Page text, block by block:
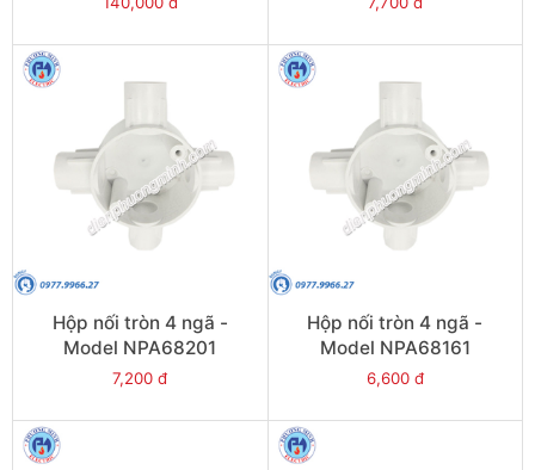
Hộp nối tròn 4 ngã -
Model NPA68201
7,200 đ
Hộp nối tròn 4 ngã -
Model NPA68161
6,600 đ